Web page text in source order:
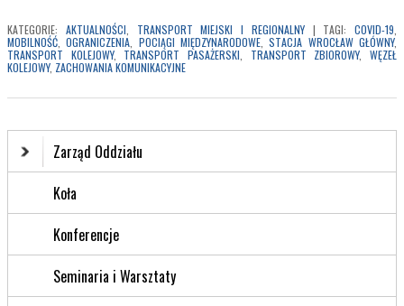
KATEGORIE: AKTUALNOŚCI TRANSPORT MIEJSKI I REGIONALNY | TAGI: COVID-19
MOBILNOŚĆ ,OGRANICZENIA POCIĄGI MIĘDZYNARODOWE ,STACJA WROCŁAW GŁÓWNY,
TRANSPORT KOLEJOWY, TRANSPORT PASAŻERSKI TRANSPORT ZBIOROWY,WĘZEŁ
KOLEJOWY, ZACHOWANIA KOMUNIKACYJNE
Zarząd Oddziału
Koła
Konferencje
Seminaria i Warsztaty